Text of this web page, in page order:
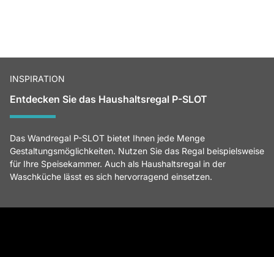
INSPIRATION
Entdecken Sie das Haushaltsregal P-SLOT
Das Wandregal P-SLOT bietet Ihnen jede Menge
Gestaltungsmöglichkeiten. Nutzen Sie das Regal beispielsweise
für Ihre Speisekammer. Auch als Haushaltsregal in der
Waschküche lässt es sich hervorragend einsetzen.